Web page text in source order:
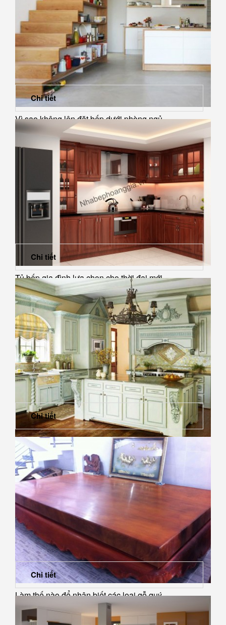
Vì sao không lên đặt bếp dưới phòng ngủ
Chi tiết
Tủ bếp gia đình lựa chọn cho thời đại mới
Chi tiết
Nội thất cực xinh cho căn bếp chung cư
Chi tiết
Làm thế nào để nhận biết các loại gỗ quý
Chi tiết